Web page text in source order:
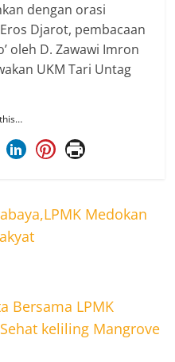
dengan orasi
Djarot, pembacaan
oleh D. Zawawi Imron
UKM Tari Untag
Medokan
Bersama LPMK
keliling Mangrove